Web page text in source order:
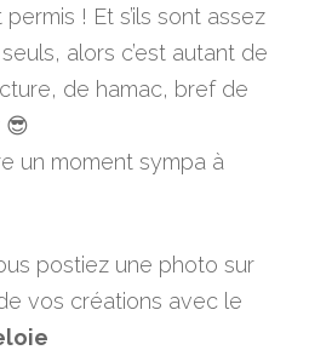
! Et s’ils sont assez
alors c’est autant de
de hamac, bref de
😎
un moment sympa à
postiez une photo sur
vos créations avec le